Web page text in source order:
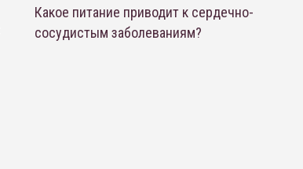
Какое питание приводит к сердечно-
сосудистым заболеваниям?